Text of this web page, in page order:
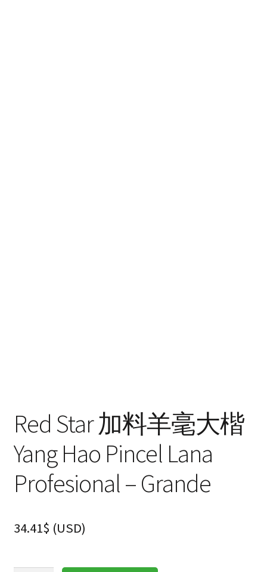
Red Star 加料羊毫大楷
Yang Hao Pincel Lana
Profesional – Grande
34.41$ (USD)